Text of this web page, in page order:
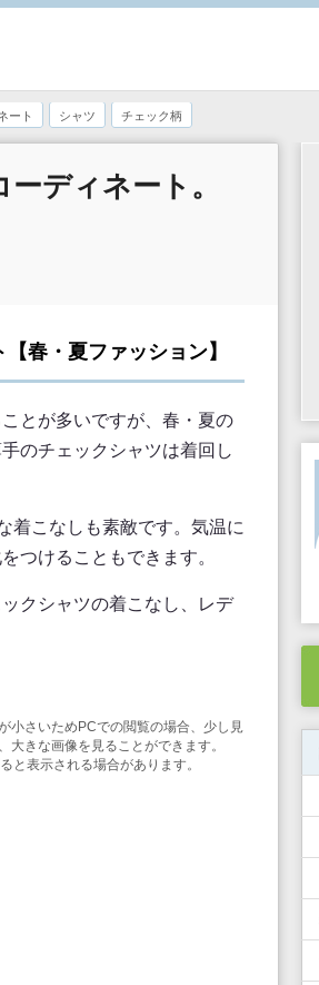
ート シャツ チェック柄
ディネート。
春・夏ファッション】
とが多いですが、春・夏の
のチェックシャツは着回し
着こなしも素敵です。気温に
つけることもできます。
クシャツの着こなし、レデ
小さいためPCでの閲覧の場合、少し見
きな画像を見ることができます。
と表示される場合があります。